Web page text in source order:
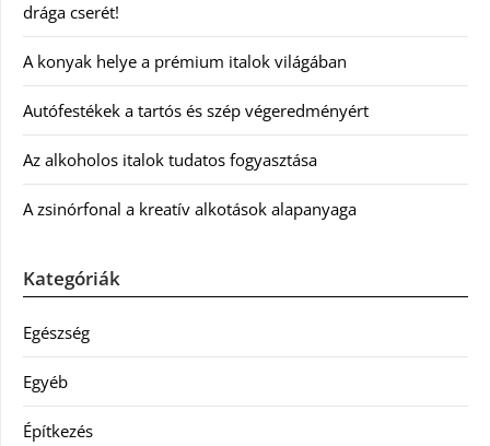
drága cserét!
A konyak helye a prémium italok világában
Autófestékek a tartós és szép végeredményért
Az alkoholos italok tudatos fogyasztása
A zsinórfonal a kreatív alkotások alapanyaga
Kategóriák
Egészség
Egyéb
Építkezés